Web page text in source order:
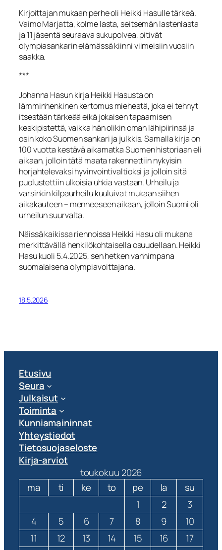
Kirjoittajan mukaan perhe oli Heikki Hasulle tärkeä.
Vaimo Marjatta, kolme lasta, seitsemän lastenlasta
ja 11 jäsentä seuraava sukupolvea, pitivät
olympiasankarin elämässä kiinni viimeisiin vuosiin
saakka.
***
Johanna Hasun kirja Heikki Hasusta on
lämminhenkinen kertomus miehestä, joka ei tehnyt
itsestään tärkeää eikä jokaisen tapaamisen
keskipistettä, vaikka hän olikin oman lähipiirinsä ja
osin koko Suomen sankari ja julkkis. Samalla kirja on
100 vuotta kestävä aikamatka Suomen historiaan eli
aikaan, jolloin tätä maata rakennettiin nykyisin
horjahtelevaksi hyvinvointivaltioksi ja jolloin sitä
puolustettiin ulkoisia uhkia vastaan. Urheilu ja
varsinkin kilpaurheilu kuuluivat mukaan siihen
aikakauteen – menneeseen aikaan, jolloin Suomi oli
urheilun suurvalta.
Näissä kaikissa riennoissa Heikki Hasu oli mukana
merkittävällä henkilökohtaisella osuudellaan. Heikki
Hasu kuoli 5.4.2025, sen hetken vanhimpana
suomalaisena olympiavoittajana.
18.5.2026
Etusivu
Seura
Julkaisut
Toiminta
Kunniamaininnat
Yhteystiedot
Tietosuojaseloste
Kirja-arviot
toukokuu 2026
ma
ti ke to pe la
su
1
2
3
4
5 6 7 8 9
10
11
12 13 14 15 16
17